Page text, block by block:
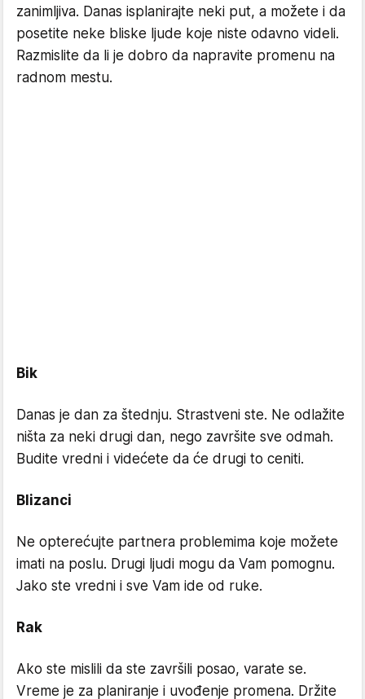
zanimljiva. Danas isplanirajte neki put, a možete i da
posetite neke bliske ljude koje niste odavno videli.
Razmislite da li je dobro da napravite promenu na
radnom mestu.
Bik
Danas je dan za štednju. Strastveni ste. Ne odlažite
ništa za neki drugi dan, nego završite sve odmah.
Budite vredni i videćete da će drugi to ceniti.
Blizanci
Ne opterećujte partnera problemima koje možete
imati na poslu. Drugi ljudi mogu da Vam pomognu.
Jako ste vredni i sve Vam ide od ruke.
Rak
Ako ste mislili da ste završili posao, varate se.
Vreme je za planiranje i uvođenje promena. Držite